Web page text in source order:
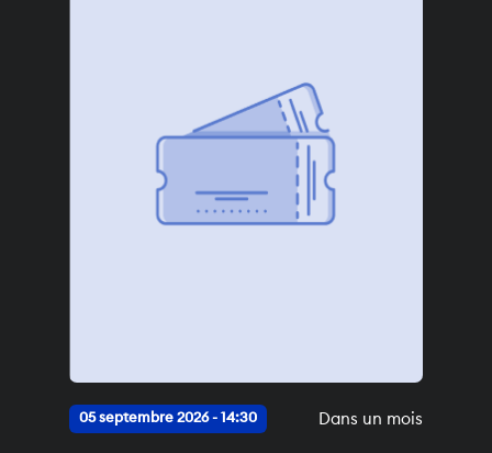
05 septembre 2026 - 14:30 Dans un mois